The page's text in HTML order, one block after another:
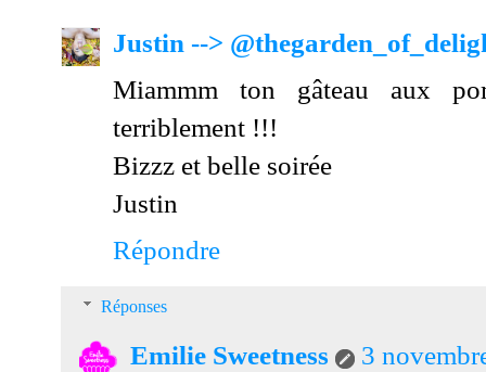
Justin -->
Miammm ton gâteau aux
terriblement !!!
Bizzz et belle soirée
Justin
Répondre
Réponses
Emilie Sweetness
3